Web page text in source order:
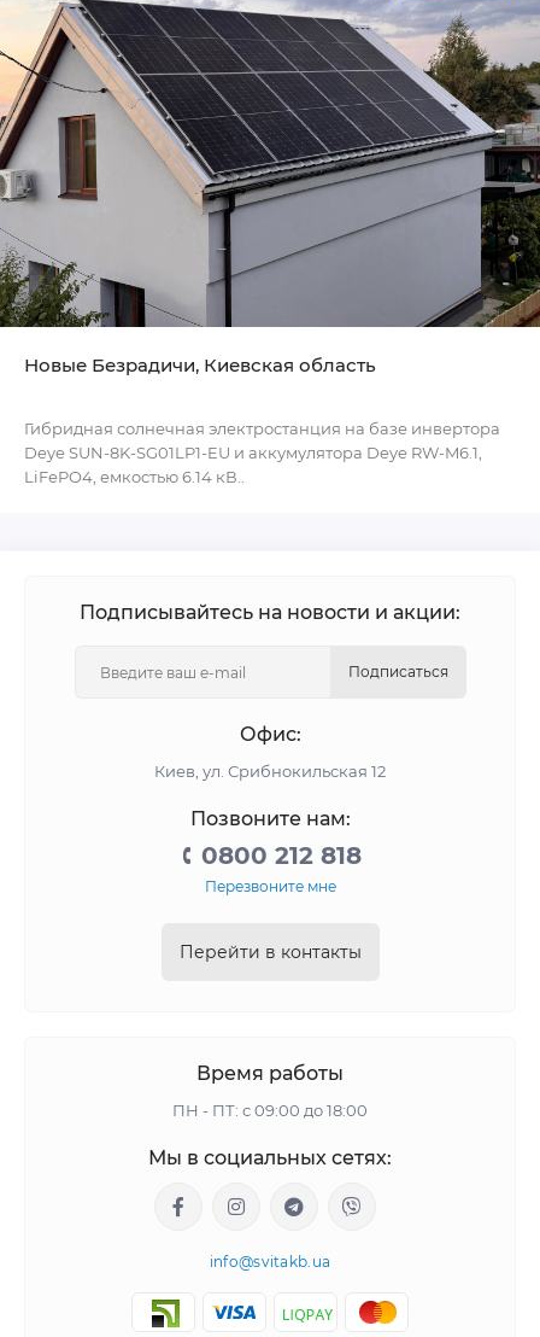
Новые Безрадичи, Киевская область
Гибридная солнечная электростанция на базе инвертора
Deye SUN-8K-SG01LP1-EU и аккумулятора Deye RW-M6.1,
LiFePO4, емкостью 6.14 кВ..
Подписывайтесь на новости и акции:
Подписаться
Офис:
Киев, ул. Срибнокильская 12
Позвоните нам:
0800 212 818
Перезвоните мне
Перейти в контакты
Время работы
ПН - ПТ: с 09:00 до 18:00
Мы в социальных сетях:
info@svitakb.ua